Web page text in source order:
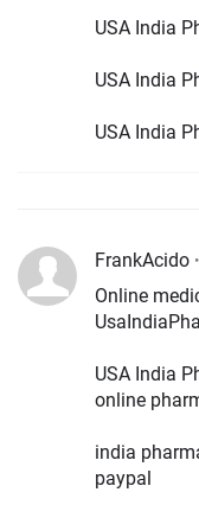
USA India
USA India
USA India
FrankAcido
Online
USA India
online
india
paypal